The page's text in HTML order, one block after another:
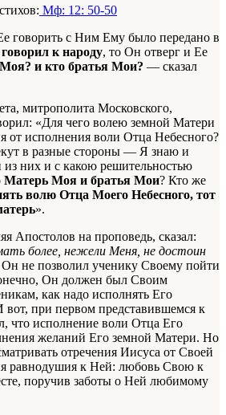
Мф: 12: 50-50
говорить с Ним Ему было передано в
к народу, то Он отверг и Ее
и кто братья Мои? — сказал
митрополита Московского,
«Для чего волею земной Матери
от исполнения воли Отца Небесного?
в разные стороны — Я знаю и
из них и с какою решительностью
Матерь Моя и братья Мои? Кто же
волю Отца Моего Небесного, тот
».
Апостолов на проповедь, сказал:
более, нежели Меня, не достоин
Он не позволил ученику Своему пойти
Он должен был Своим
как надо исполнять Его
вот, при первом представившемся к
что исполнение воли Отца Его
желаний Его земной Матери. Но
отречения Иисуса от Своей
равнодушия к Ней: любовь Свою к
поручив заботы о Ней любимому